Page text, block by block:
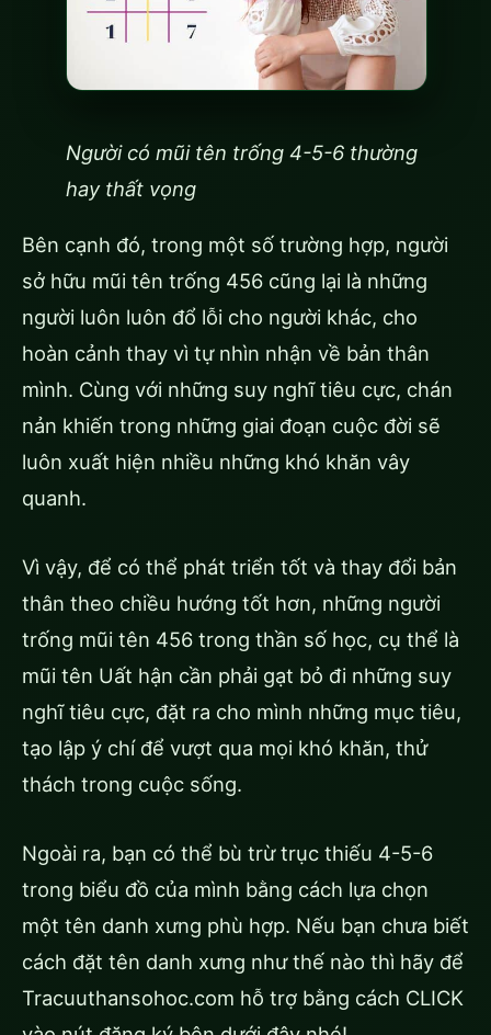
Người có mũi tên trống 4-5-6 thường
hay thất vọng
Bên cạnh đó, trong một số trường hợp, người
sở hữu mũi tên trống 456 cũng lại là những
người luôn luôn đổ lỗi cho người khác, cho
hoàn cảnh thay vì tự nhìn nhận về bản thân
mình. Cùng với những suy nghĩ tiêu cực, chán
nản khiến trong những giai đoạn cuộc đời sẽ
luôn xuất hiện nhiều những khó khăn vây
quanh.
Vì vậy, để có thể phát triển tốt và thay đổi bản
thân theo chiều hướng tốt hơn, những người
trống mũi tên 456 trong thần số học, cụ thể là
mũi tên Uất hận cần phải gạt bỏ đi những suy
nghĩ tiêu cực, đặt ra cho mình những mục tiêu,
tạo lập ý chí để vượt qua mọi khó khăn, thử
thách trong cuộc sống.
Ngoài ra, bạn có thể bù trừ trục thiếu 4-5-6
trong biểu đồ của mình bằng cách lựa chọn
một tên danh xưng phù hợp. Nếu bạn chưa biết
cách đặt tên danh xưng như thế nào thì hãy để
Tracuuthansohoc.com hỗ trợ bằng cách CLICK